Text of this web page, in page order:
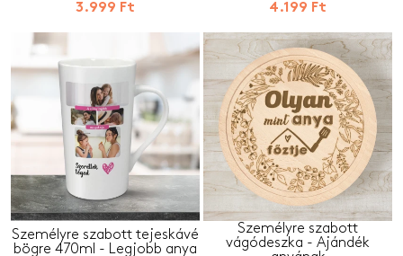
3.999 Ft 4.199 Ft
Személyre szabott tejeskávé
bögre 470ml - Legjobb anya
Személyre szabott
vágódeszka - Ajándék